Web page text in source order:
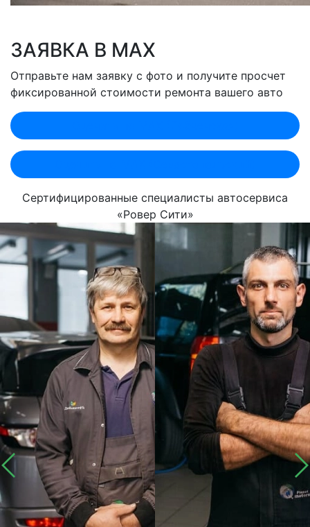
ЗАЯВКА В MAX
Отправьте нам заявку с фото и получите просчет
фиксированной стоимости ремонта вашего авто
Сертифицированные специалисты автосервиса
«Ровер Сити»